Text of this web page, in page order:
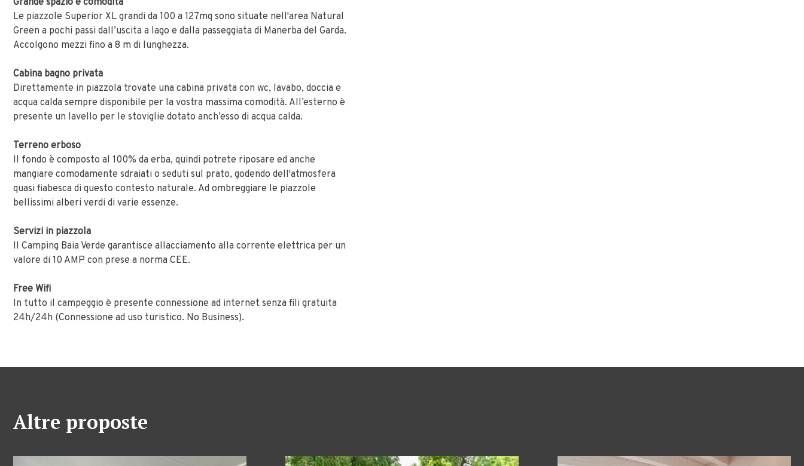
Grande spazio e comodità
Le piazzole Superior XL grandi da 100 a 127mq sono situate nell'area Natural
Green a pochi passi dall’uscita a lago e dalla passeggiata di Manerba del Garda.
Accolgono mezzi fino a 8 m di lunghezza.
Cabina bagno privata
Direttamente in piazzola trovate una cabina privata con wc, lavabo, doccia e
acqua calda sempre disponibile per la vostra massima comodità. All’esterno è
presente un lavello per le stoviglie dotato anch’esso di acqua calda.
Terreno erboso
Il fondo è composto al 100% da erba, quindi potrete riposare ed anche
mangiare comodamente sdraiati o seduti sul prato, godendo dell'atmosfera
quasi fiabesca di questo contesto naturale. Ad ombreggiare le piazzole
bellissimi alberi verdi di varie essenze.
Servizi in piazzola
Il Camping Baia Verde garantisce allacciamento alla corrente elettrica per un
valore di 10 AMP con prese a norma CEE.
Free Wifi
In tutto il campeggio è presente connessione ad internet senza fili gratuita
24h/24h (Connessione ad uso turistico. No Business).
Altre proposte